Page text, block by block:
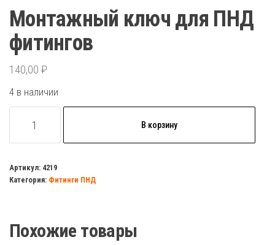
Монтажный ключ для ПНД
фитингов
140,00 ₽
4 в наличии
товара
ключ
для
В корзину
Артикул: 4219
Категория: Фитинги ПНД
Похожие товары